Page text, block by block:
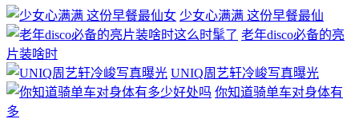
少女心满满 这份早餐最仙
老年disco必备的亮
片装啥时
UNIQ周艺轩冷峻写真曝光
你知道骑单车对身体有
多